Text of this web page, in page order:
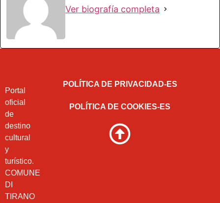
Ver biografía completa
Portal
oficial
de
destino
cultural
y
turístico.
COMUNE
DI
TIRANO
POLÍTICA DE PRIVACIDAD-ES
POLÍTICA DE COOKIES-ES